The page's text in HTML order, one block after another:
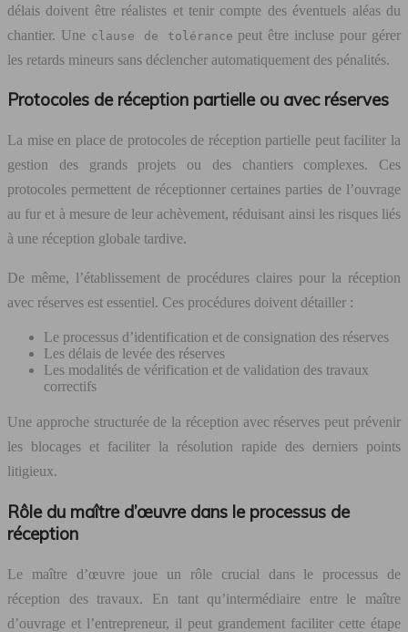
délais doivent être réalistes et tenir compte des éventuels aléas du
chantier. Une clause de tolérance peut être incluse pour gérer
les retards mineurs sans déclencher automatiquement des pénalités.
Protocoles de réception partielle ou avec réserves
La mise en place de protocoles de réception partielle peut faciliter la
gestion des grands projets ou des chantiers complexes. Ces
protocoles permettent de réceptionner certaines parties de l’ouvrage
au fur et à mesure de leur achèvement, réduisant ainsi les risques liés
à une réception globale tardive.
De même, l’établissement de procédures claires pour la réception
avec réserves est essentiel. Ces procédures doivent détailler :
Le processus d’identification et de consignation des réserves
Les délais de levée des réserves
Les modalités de vérification et de validation des travaux
correctifs
Une approche structurée de la réception avec réserves peut prévenir
les blocages et faciliter la résolution rapide des derniers points
litigieux.
Rôle du maître d’œuvre dans le processus de
réception
Le maître d’œuvre joue un rôle crucial dans le processus de
réception des travaux. En tant qu’intermédiaire entre le maître
d’ouvrage et l’entrepreneur, il peut grandement faciliter cette étape